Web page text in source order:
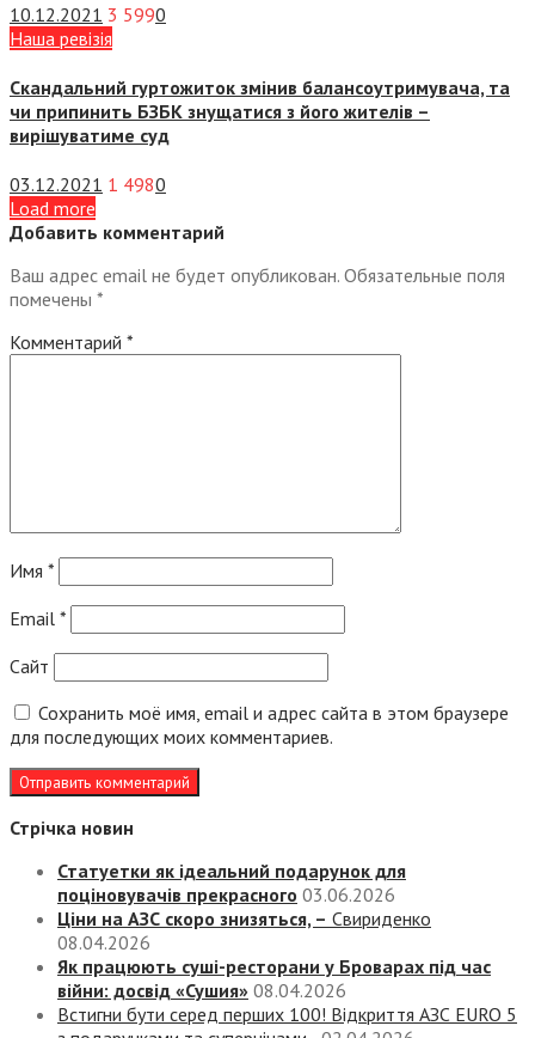
10.12.2021 3 5990
Наша ревізія
Скандальний гуртожиток змінив балансоутримувача, та
чи припинить БЗБК знущатися з його жителів –
вирішуватиме суд
03.12.2021 1 4980
Load more
Добавить комментарий
Ваш адрес email не будет опубликован. Обязательные поля
помечены *
Комментарий *
Имя *
Email *
Сайт
Сохранить моё имя, email и адрес сайта в этом браузере
для последующих моих комментариев.
Стрічка новин
Статуетки як ідеальний подарунок для
поціновувачів прекрасного 03.06.2026
Ціни на АЗС скоро знизяться, – Свириденко
08.04.2026
Як працюють суші-ресторани у Броварах під час
війни: досвід «Сушия» 08.04.2026
Встигни бути серед перших 100! Відкриття АЗС EURO 5